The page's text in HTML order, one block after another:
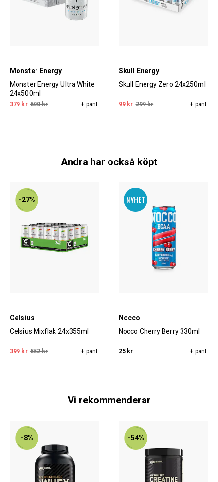
Monster Energy
Monster Energy Ultra White
24x500ml
379 kr 600 kr + pant
Skull Energy
Skull Energy Zero 24x250ml
99 kr 299 kr + pant
Andra har också köpt
-27%
Celsius
Celsius Mixflak 24x355ml
399 kr 552 kr + pant
Nocco
Nocco Cherry Berry 330ml
25 kr + pant
Vi rekommenderar
-8% -54%